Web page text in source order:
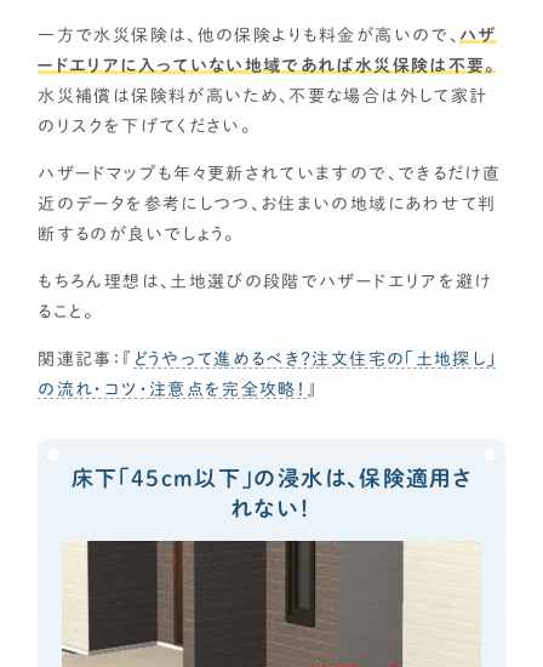
一方で水災保険は、他の保険よりも料金が高いので、 ハザ
ードエリアに入っていない地域であれば水災保険は不要。
水災補償は保険料が高いため、不要な場合は外して家計
のリスクを下げてください。
ハザードマップも年々更新されていますので、できるだけ直
近のデータを参考にしつつ、お住まいの地域にあわせて判
断するのが良いでしょう。
もちろん理想は、土地選びの段階でハザードエリアを避け
ること。
関連記事：『 どうやって進めるべき？注文住宅の「土地探し」
の流れ・コツ・注意点を完全攻略！ 』
床下「45cm以下」の浸水は、保険適用さ
れない！